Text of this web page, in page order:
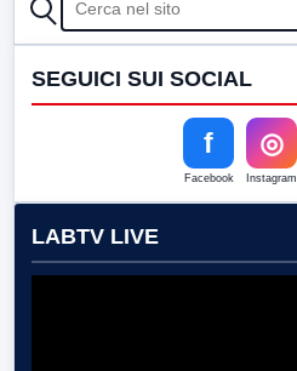
SEGUICI SUI SOCIAL
f
Facebook
◎
Instagram
LABTV LIVE